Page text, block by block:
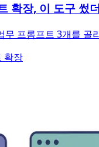
확장, 이 도구 썼
무 프롬프트 3개를
확장